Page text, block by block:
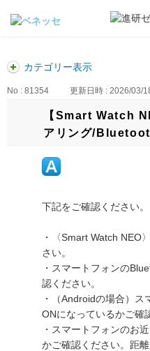
カテゴリー表示
No : 81354 更新日時 : 2026/03/
【Smart Watch
アリング/
下記をご確認ください。
・〈Smart Watch NEO
さい。
・スマートフォンの
認ください。
・（Androidの場合）
ONになっているかご確
・スマートフォンのお
かご確認ください。距